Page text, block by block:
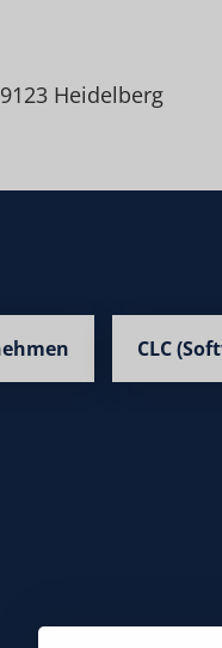
Heidelberg
CLC